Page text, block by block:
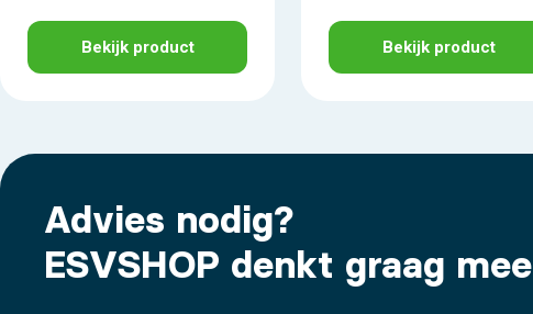
Bekijk product Bekijk product
Advies nodig?
ESVSHOP denkt graag mee